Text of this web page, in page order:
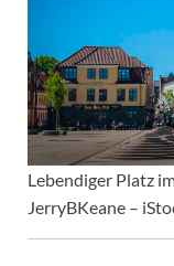
Lebendiger Platz
JerryBKeane –